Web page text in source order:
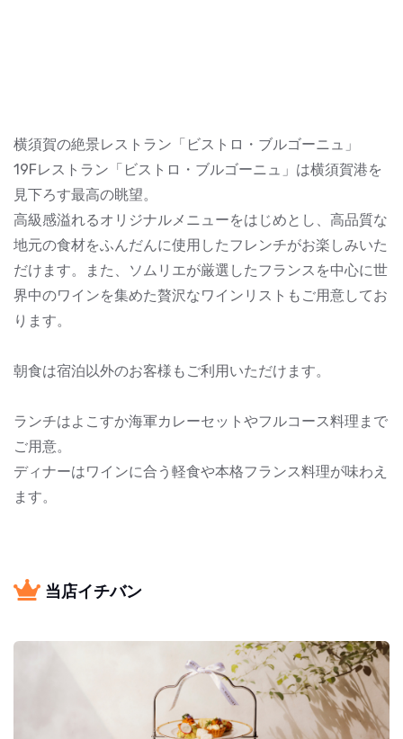
横須賀の絶景レストラン「ビストロ・ブルゴーニュ」
19Fレストラン「ビストロ・ブルゴーニュ」は横須賀港を
見下ろす最高の眺望。
高級感溢れるオリジナルメニューをはじめとし、高品質な
地元の食材をふんだんに使用したフレンチがお楽しみいた
だけます。また、ソムリエが厳選したフランスを中心に世
界中のワインを集めた贅沢なワインリストもご用意してお
ります。
朝食は宿泊以外のお客様もご利用いただけます。
ランチはよこすか海軍カレーセットやフルコース料理まで
ご用意。
ディナーはワインに合う軽食や本格フランス料理が味わえ
ます。
当店イチバン